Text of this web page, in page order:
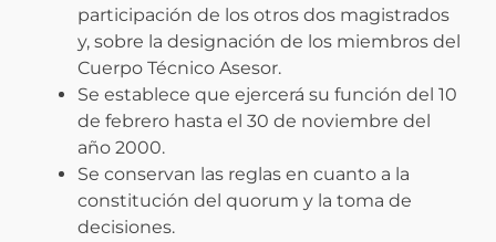
participación de los otros dos magistrados
y, sobre la designación de los miembros del
Cuerpo Técnico Asesor.
Se establece que ejercerá su función del 10
de febrero hasta el 30 de noviembre del
año 2000.
Se conservan las reglas en cuanto a la
constitución del quorum y la toma de
decisiones.